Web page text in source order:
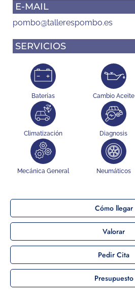
E-MAIL
pombo@tallerespombo.es
SERVICIOS
Baterías Cambio Aceite
Climatización Diagnosis
Mecánica General Neumáticos
Cómo llegar
Valorar
Pedir Cita
Presupuesto